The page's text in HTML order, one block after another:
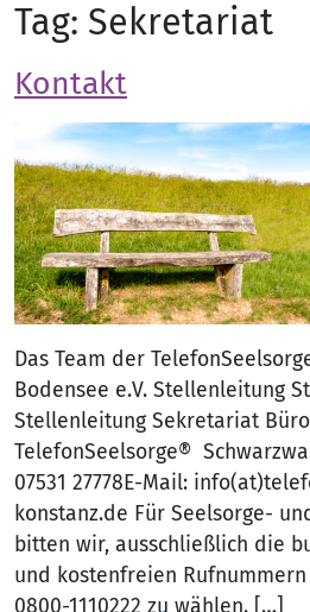
Tag: Sekretariat
Kontakt
Das Team der
Bodensee e.V. Stellenleitung
Stellenleitung Sekretariat
TelefonSeelsorge®
07531 27778E-Mail:
konstanz.de Für Seelsorge-
bitten wir, ausschließlich die
und kostenfreien Rufnummern